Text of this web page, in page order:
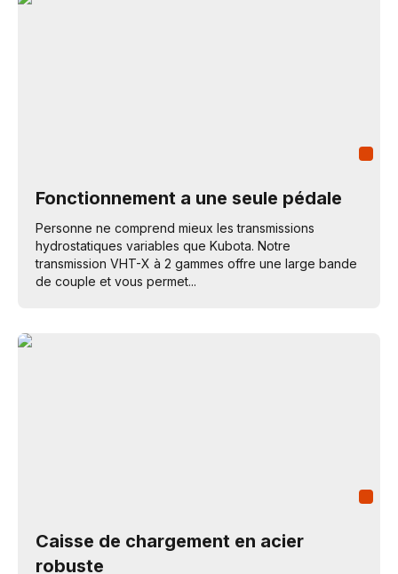
Fonctionnement a une seule pédale
Personne ne comprend mieux les transmissions
hydrostatiques variables que Kubota. Notre
transmission VHT-X à 2 gammes offre une large bande
de couple et vous permet...
Caisse de chargement en acier
robuste